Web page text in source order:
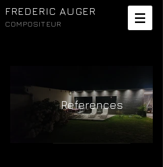
FREDERIC AUGER
COMPOSITEUR
References